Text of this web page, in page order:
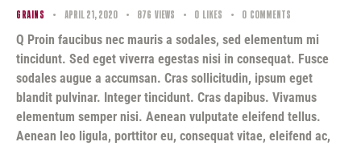
GRAINS April 21, 2020 876 Views 0 Likes 0 Comments
Q Proin faucibus nec mauris a sodales, sed elementum mi
tincidunt. Sed eget viverra egestas nisi in consequat. Fusce
sodales augue a accumsan. Cras sollicitudin, ipsum eget
blandit pulvinar. Integer tincidunt. Cras dapibus. Vivamus
elementum semper nisi. Aenean vulputate eleifend tellus.
Aenean leo ligula, porttitor eu, consequat vitae, eleifend ac,